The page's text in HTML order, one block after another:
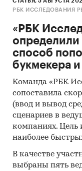
таможенной
импорта и
рынках в
Общение с
рынка -
службой для
политики,
РБК ИССЛЕДОВАНИЯ
«РБК
способ
букмекера
Команда «РБК
сопоставила
(ввод и вывод
сценариев в
компаниях. Цель
наиболее
В качестве
выбраны пять